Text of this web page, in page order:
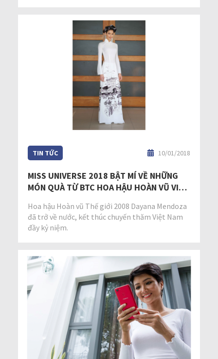
TIN TỨC 10/01/2018
MISS UNIVERSE 2018 BẬT MÍ VỀ NHỮNG
MÓN QUÀ TỪ BTC HOA HẬU HOÀN VŨ VIỆT
Hoa hậu Hoàn vũ Thế giới 2008 Dayana Mendoza
đã trở về nước, kết thúc chuyến thăm Việt Nam
đầy kỷ niệm.